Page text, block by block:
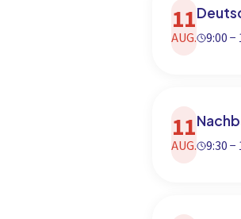
11
AUG. 9:00 −
11
AUG. 9:30 −